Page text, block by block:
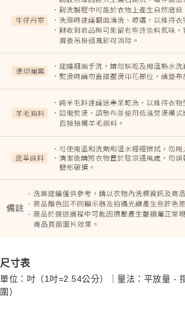
尺寸表
單位：吋（1吋=2.54公分）｜量法：平放量 -
圍）